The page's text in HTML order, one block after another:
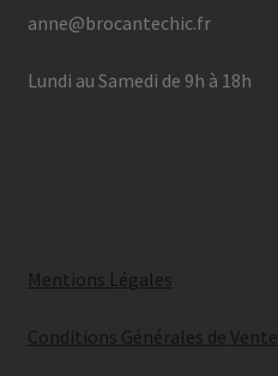
anne@brocantechic.fr
Lundi au Samedi de 9h à 18h
Mentions Légales
Conditions Générales de Vente